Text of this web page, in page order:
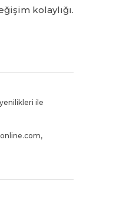
kolaylığı.
ile